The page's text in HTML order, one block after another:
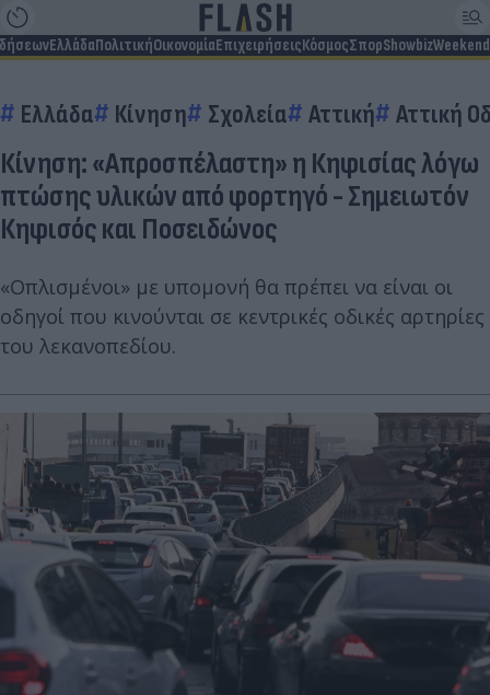
ΕλλάδαΠολιτικήΟικονομίαΕπιχειρήσειςΚόσμοςΣπορShowbizWeekend
Ελλάδα Κίνηση Σχολεία Αττική Αττική
Κίνηση: «Απροσπέλαστη» η Κηφισίας λόγω
πτώσης υλικών από φορτηγό - Σημειωτόν
Κηφισός και Ποσειδώνος
«Οπλισμένοι» με υπομονή θα πρέπει να είναι οι
οδηγοί που κινούνται σε κεντρικές οδικές αρτηρίες
του λεκανοπεδίου.